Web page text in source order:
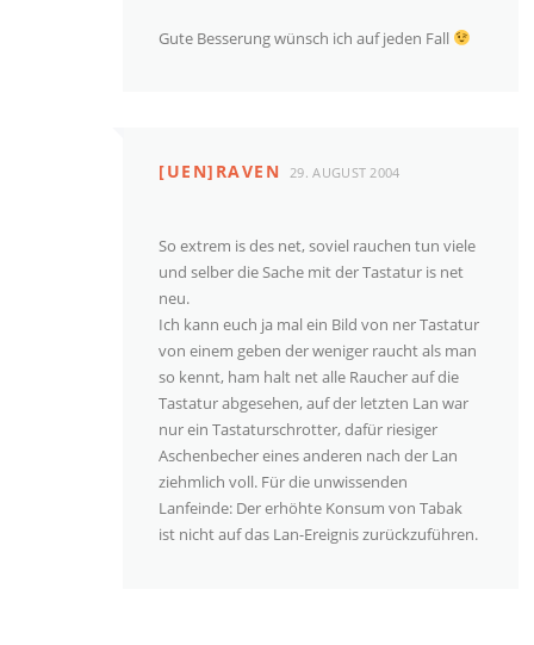
Gute Besserung wünsch ich auf jeden Fall
[UEN]RAVEN 29. AUGUST 2004
So extrem is des net, soviel rauchen tun viele
und selber die Sache mit der Tastatur is net
neu.
Ich kann euch ja mal ein Bild von ner Tastatur
von einem geben der weniger raucht als man
so kennt, ham halt net alle Raucher auf die
Tastatur abgesehen, auf der letzten Lan war
nur ein Tastaturschrotter, dafür riesiger
Aschenbecher eines anderen nach der Lan
ziehmlich voll. Für die unwissenden
Lanfeinde: Der erhöhte Konsum von Tabak
ist nicht auf das Lan-Ereignis zurückzuführen.